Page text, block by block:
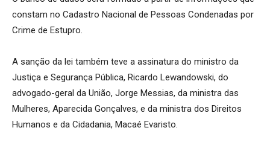
constam no Cadastro Nacional de Pessoas Condenadas por
Crime de Estupro.
A sanção da lei também teve a assinatura do ministro da
Justiça e Segurança Pública, Ricardo Lewandowski, do
advogado-geral da União, Jorge Messias, da ministra das
Mulheres, Aparecida Gonçalves, e da ministra dos Direitos
Humanos e da Cidadania, Macaé Evaristo.